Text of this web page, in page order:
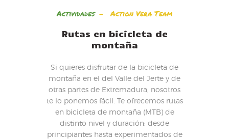
Actividades Action Vera Team
Rutas en bicicleta de
montaña
Si quieres disfrutar de la bicicleta de
montaña en el del Valle del Jerte y de
otras partes de Extremadura, nosotros
te lo ponemos fácil. Te ofrecemos rutas
en bicicleta de montaña (MTB) de
distinto nivel y duración: desde
principiantes hasta experimentados de